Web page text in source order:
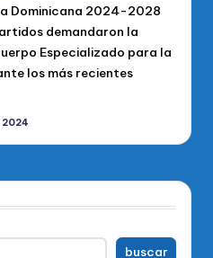
Dominicana 2024-2028
demandaron la
Especializado para la
los más recientes
2024
buscar